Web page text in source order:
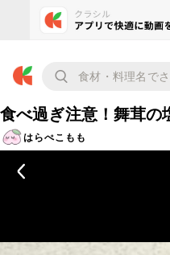
食べ過ぎ注意！舞茸の
はらぺこもも